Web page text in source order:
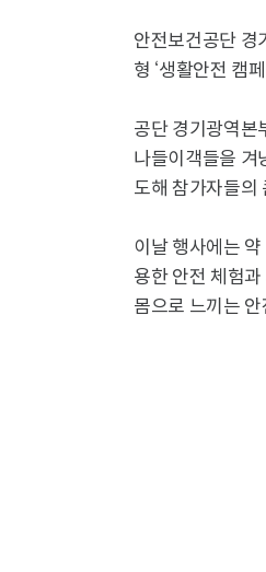
안전보건공단 경
형 ‘생활안전 캠
공단 경기광역본
나들이객들을 겨
도해 참가자들의
이날 행사에는
용한 안전 체험
몸으로 느끼는